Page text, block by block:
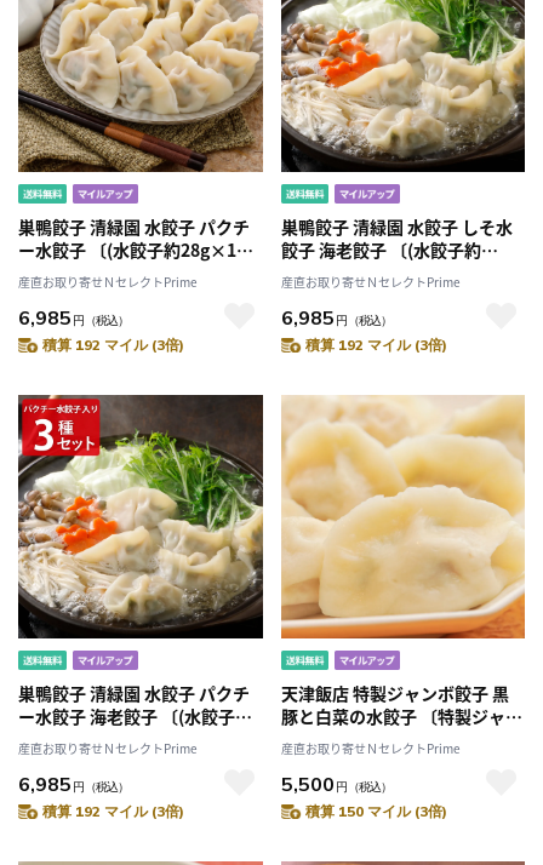
巣鴨餃子 清緑園 水餃子 パクチ
ー水餃子 〔(水餃子約28g×12
個)×2・(パクチー水餃子約
28g×12個)×2〕
産直お取り寄せＮセレクトPrime
6,985 円 （税込）
積算 192 マイル (3倍)
巣鴨餃子 清緑園 水餃子 しそ水
餃子 海老餃子 〔(水餃子約
28g×12個)×2・しそ水餃子約
28g×12個・海老餃子約36g×8
個〕
産直お取り寄せＮセレクトPrime
6,985 円 （税込）
積算 192 マイル (3倍)
巣鴨餃子 清緑園 水餃子 パクチ
ー水餃子 海老餃子 〔(水餃子
×12個)×2・パクチー水餃子
×12個・海老餃子約36g×8
個〕
産直お取り寄せＮセレクトPrime
6,985 円 （税込）
積算 192 マイル (3倍)
天津飯店 特製ジャンボ餃子 黒
豚と白菜の水餃子 〔特製ジャン
ボ餃子40g、黒豚と白菜の水餃
子20g 各30個〕
産直お取り寄せＮセレクトPrime
5,500 円 （税込）
積算 150 マイル (3倍)